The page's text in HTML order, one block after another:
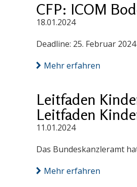
CFP: ICOM
18.01.2024
Deadline: 25. Februar 2024
Mehr erfahren
Leitfaden
Leitfaden
11.01.2024
Das Bundeskanzleramt
Mehr erfahren